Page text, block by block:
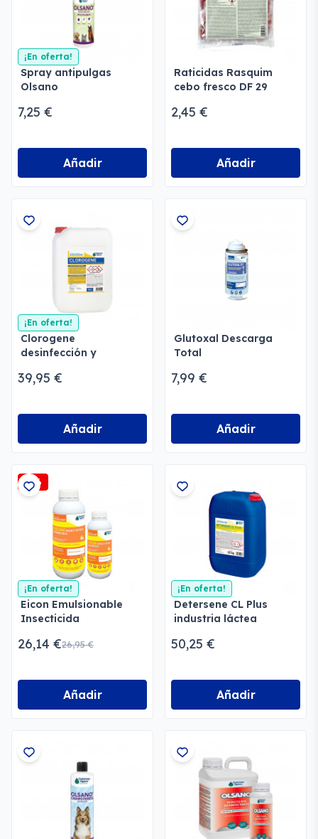
¡En oferta!
Spray antipulgas
Olsano
7,25 €
Añadir
Raticidas Rasquim
cebo fresco DF 29
2,45 €
Añadir
¡En oferta!
Clorogene
desinfección y
39,95 €
Añadir
Glutoxal Descarga
Total
7,99 €
Añadir
-3%
¡En oferta!
Eicon Emulsionable
Insecticida
ganaderas
26,14 €26,95 €
Añadir
¡En oferta!
Detersene CL Plus
industria láctea
50,25 €
Añadir